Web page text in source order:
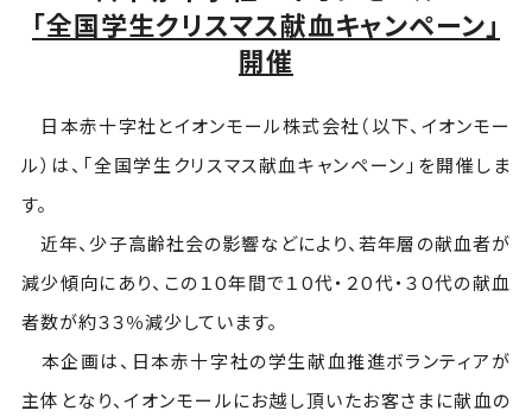
「全国学生クリスマス献血キャンペーン」
開催
日本赤十字社とイオンモール株式会社（以下、イオンモー
ル）は、「全国学生クリスマス献血キャンペーン」を開催しま
す。
近年、少子高齢社会の影響などにより、若年層の献血者が
減少傾向にあり、この１０年間で１０代・２０代・３０代の献血
者数が約３３％減少しています。
本企画は、日本赤十字社の学生献血推進ボランティアが
主体となり、イオンモールにお越し頂いたお客さまに献血の